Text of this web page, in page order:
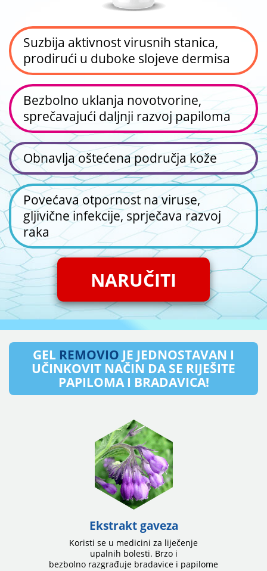
Suzbija aktivnost virusnih stanica,
prodirući u duboke slojeve dermisa
Bezbolno uklanja novotvorine,
sprečavajući daljnji razvoj papiloma
Obnavlja oštećena područja kože
Povećava otpornost na viruse,
gljivične infekcije, sprječava razvoj
raka
NARUČITI
GEL REMOVIO JE JEDNOSTAVAN I
UČINKOVIT NAČIN DA SE RIJEŠITE
PAPILOMA I BRADAVICA!
Ekstrakt gaveza
Koristi se u medicini za liječenje
upalnih bolesti. Brzo i
bezbolno razgrađuje bradavice i papilome